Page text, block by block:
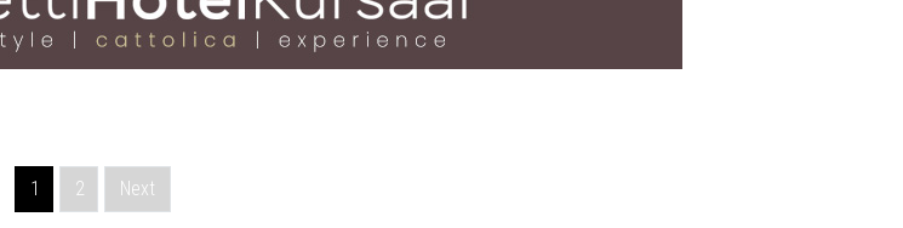
1 2 Next